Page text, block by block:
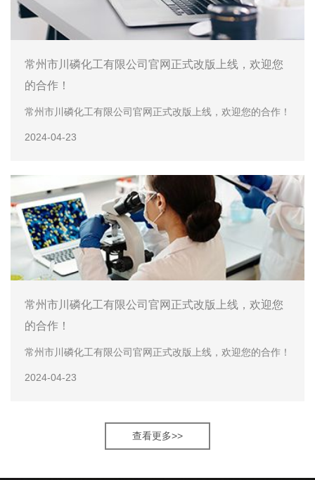
常州市川磷化工有限公司官网正式改版上线，欢迎您
的合作！
常州市川磷化工有限公司官网正式改版上线，欢迎您的合作！
2024-04-23
常州市川磷化工有限公司官网正式改版上线，欢迎您
的合作！
常州市川磷化工有限公司官网正式改版上线，欢迎您的合作！
2024-04-23
查看更多>>